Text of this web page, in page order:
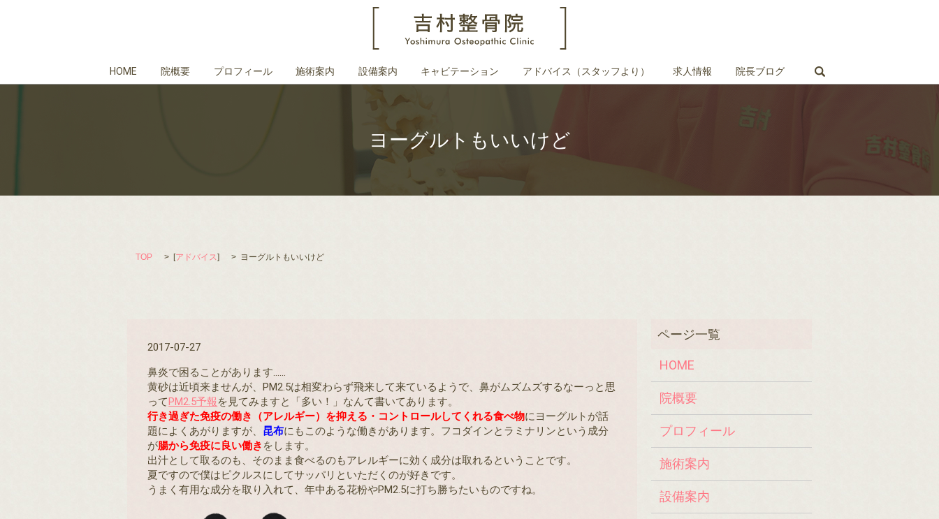
HOME 院概要 プロフィール 施術案内 設備案内 キャビテーション アドバイス（スタッフより） 求人情報 院長ブログ
ヨーグルトもいいけど
TOP [アドバイス] ヨーグルトもいいけど
2017-07-27
鼻炎で困ることがあります……
黄砂は近頃来ませんが、PM2.5は相変わらず飛来して来ているようで、鼻がムズムズするなーっと思
ってPM2.5予報 を見てみますと「多い！」なんて書いてあります。
行き過ぎた免疫の働き（アレルギー）を抑える・コントロールしてくれる食べ物にヨーグルトが話
題によくあがりますが、 昆布にもこのような働きがあります。フコダインとラミナリンという成分
が腸から免疫に良い働き をします。
出汁として取るのも、そのまま食べるのもアレルギーに効く成分は取れるということです。
夏ですので僕はピクルスにしてサッパリといただくのが好きです。
うまく有用な成分を取り入れて、年中ある花粉やPM2.5に打ち勝ちたいものですね。
HOME
院概要
プロフィール
施術案内
設備案内